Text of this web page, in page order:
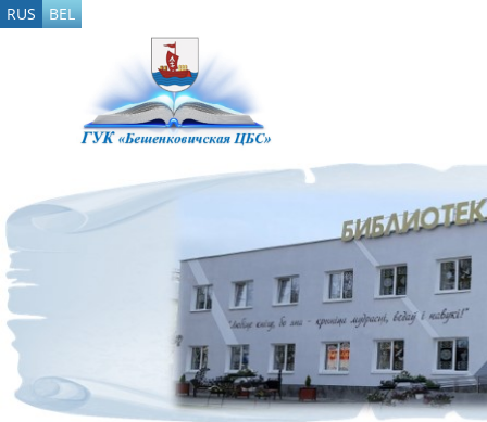
RUS BEL